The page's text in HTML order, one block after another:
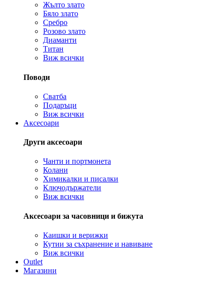
Жълто злато
Бяло злато
Сребро
Розово злато
Диаманти
Титан
Виж всички
Поводи
Сватба
Подаръци
Виж всички
Аксесоари
Други аксесоари
Чанти и портмонета
Колани
Химикалки и писалки
Ключодържатели
Виж всички
Аксесоари за часовници и бижута
Каишки и верижки
Кутии за съхранение и навиване
Виж всички
Outlet
Магазини